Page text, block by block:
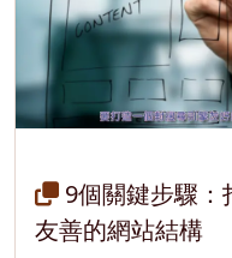
9個關鍵步驟
友善的網站結構